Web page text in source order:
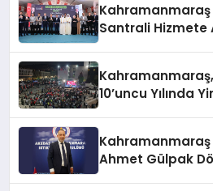
Kahramanmaraş
Santrali Hizmete
Kahramanmaraş,
10’uncu Yılında
Ahmet Gülpak